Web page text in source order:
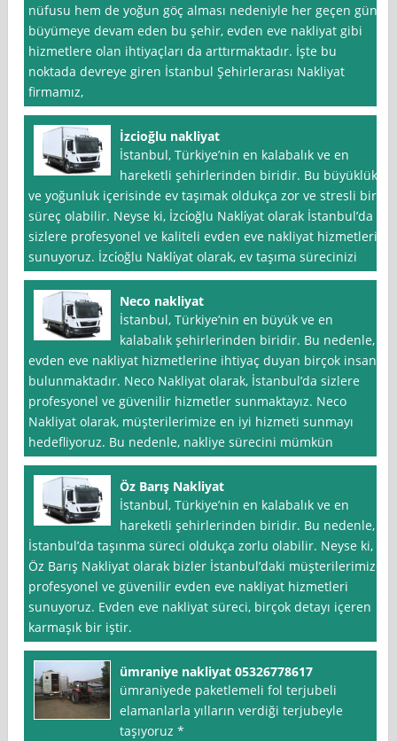
nüfusu hem de yoğun göç alması nedeniyle her geçen gün
büyümeye devam eden bu şehir, evden eve nakliyat gibi
hizmetlere olan ihtiyaçları da arttırmaktadır. İşte bu
noktada devreye giren İstanbul Şehirlerarası Nakliyat
firmamız,
İzcioğlu nakliyat
İstanbul, Türkiye’nin en kalabalık ve en
hareketli şehirlerinden biridir. Bu büyüklük
ve yoğunluk içerisinde ev taşımak oldukça zor ve stresli bir
süreç olabilir. Neyse ki, İzci̇oğlu Nakli̇yat olarak İstanbul’da
sizlere profesyonel ve kaliteli evden eve nakliyat hizmetleri
sunuyoruz. İzci̇oğlu Nakli̇yat olarak, ev taşıma sürecinizi
Neco nakliyat
İstanbul, Türkiye’nin en büyük ve en
kalabalık şehirlerinden biridir. Bu nedenle,
evden eve nakliyat hizmetlerine ihtiyaç duyan birçok insan
bulunmaktadır. Neco Nakliyat olarak, İstanbul’da sizlere
profesyonel ve güvenilir hizmetler sunmaktayız. Neco
Nakliyat olarak, müşterilerimize en iyi hizmeti sunmayı
hedefliyoruz. Bu nedenle, nakliye sürecini mümkün
Öz Barış Nakliyat
İstanbul, Türkiye’nin en kalabalık ve en
hareketli şehirlerinden biridir. Bu nedenle,
İstanbul’da taşınma süreci oldukça zorlu olabilir. Neyse ki,
Öz Barış Nakliyat olarak bizler İstanbul’daki müşterilerimize
profesyonel ve güvenilir evden eve nakliyat hizmetleri
sunuyoruz. Evden eve nakliyat süreci, birçok detayı içeren
karmaşık bir iştir.
ümraniye nakliyat 05326778617
ümraniyede paketlemeli fol terjubeli
elamanlarla yılların verdiği terjubeyle
taşıyoruz *